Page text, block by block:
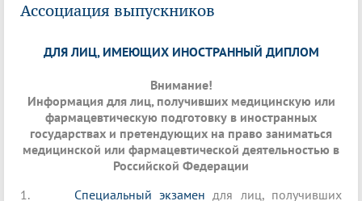
Ассоциация выпускников
ДЛЯ ЛИЦ, ИМЕЮЩИХ ИНОСТРАННЫЙ ДИПЛОМ
Внимание!
Информация для лиц, получивших медицинскую или
фармацевтическую подготовку в иностранных
государствах и претендующих на право заниматься
медицинской или фармацевтической деятельностью в
Российской Федерации
1. Специальный экзамендля лиц, получивших